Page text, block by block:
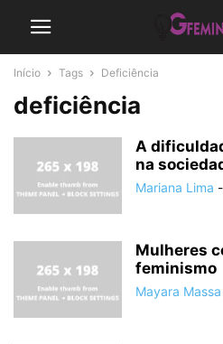
Início Tags Deficiência
deficiência
A
na
Mariana Lima -
Mulheres
feminismo
Mayara Massa